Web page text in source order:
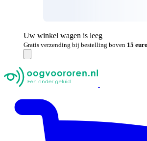
Uw winkel wagen is leeg
Gratis verzending bij bestelling boven 15 euro